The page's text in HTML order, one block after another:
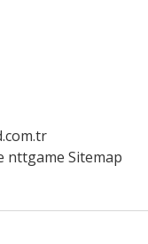
nttgame Sitemap